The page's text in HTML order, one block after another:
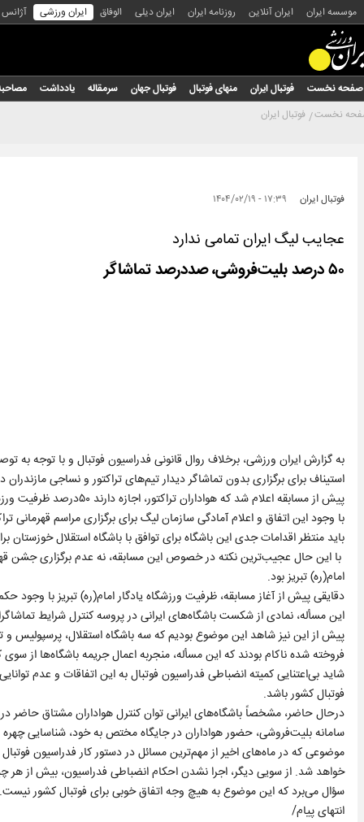
موسسه ایران ایران آنلاین روزنامه ایران ایران دیلی الوفاق ایران ورزشی
صفحه نخست فوتبال ایران منهای فوتبال فوتبال جهان سرمقاله یادداشت
نخست فوتبال ایران
فوتبال ایران ۱۷:۳۹ - ۱۴۰۴/۰۲/۱۹
عجایب لیگ ایران تمامی ندارد
۵۰ درصد بلیت‌فروشی، صددرصد تماشاگر
به گزارش ایران ورزشی، برخلاف روال قانونی فدراسیون فوتبال و با توجه به
استیناف برای برگزاری بدون تماشاگر دیدار تیم‌های تراکتور و نساجی
پیش از مسابقه اعلام شد که هواداران تراکتور، اجازه دارند ۵۰درصد ظرفیت ورزشگاه یادگار امام(ره) تبریز را پر کنند.
با وجود این اتفاق و اعلام آمادگی سازمان لیگ برای برگزاری مراسم قهرمانی
باید منتظر اقدامات جدی این باشگاه برای توافق با باشگاه استقلال
با این حال عجیب‌ترین نکته در خصوص این مسابقه، نه عدم برگزاری جشن
امام(ره) تبریز بود.
این مسأله، نمادی از شکست باشگاه‌های ایرانی در پروسه کنترل شرایط
پیش از این نیز شاهد این موضوع بودیم که سه باشگاه استقلال، پرسپولیس
فروخته شده ناکام بودند که این مسأله، منجربه اعمال جریمه باشگاه‌ها از
شاید بی‌اعتنایی کمیته انضباطی فدراسیون فوتبال به این اتفاقات و عدم
فوتبال کشور باشد.
درحال حاضر، مشخصاً باشگاه‌های ایرانی توان کنترل هواداران مشتاق حاضر
سامانه بلیت‌فروشی، حضور هواداران در جایگاه مختص به خود، شناسایی
موضوعی که در ماه‌های اخیر از مهم‌ترین مسائل در دستور کار فدراسیون
خواهد شد. از سویی دیگر، اجرا نشدن احکام انضباطی فدراسیون، بیش از هر
سؤال می‌برد که این موضوع به هیچ وجه اتفاق خوبی برای فوتبال کشور نیست.
انتهای پیام/